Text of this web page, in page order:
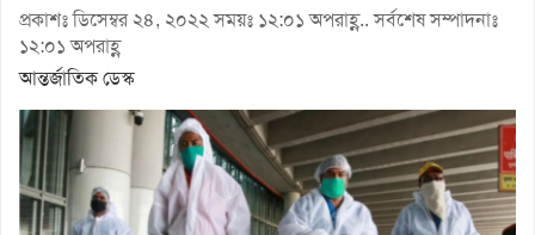
প্রকাশঃ ডিসেম্বর ২৪, ২০২২ সময়ঃ ১২:০১ অপরাহ্ণ.. সর্বশেষ সম্পাদনাঃ
১২:০১ অপরাহ্ণ
আন্তর্জাতিক ডেস্ক